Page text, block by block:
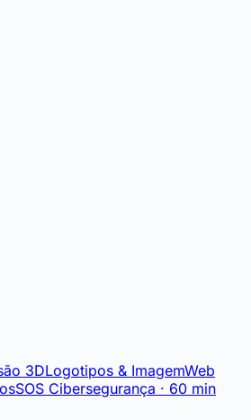
3DLogotipos & ImagemWeb
SOS Cibersegurança · 60 min